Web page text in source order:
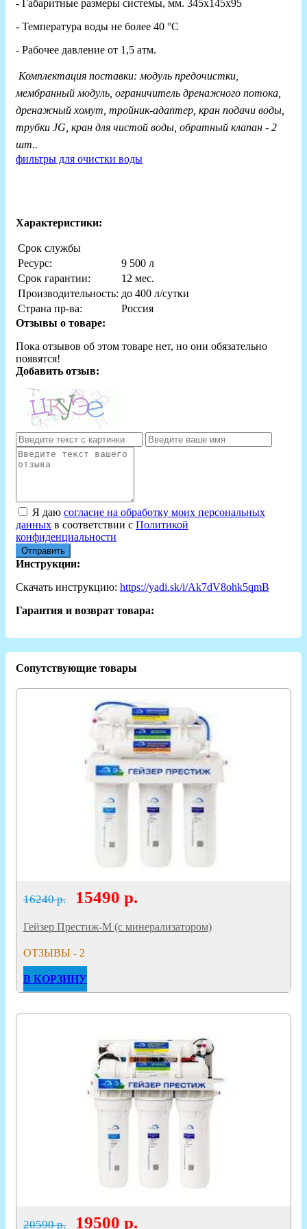
- Габаритные размеры системы, мм. 345х145х95
- Температура воды не более 40 °С
- Рабочее давление от 1,5 атм.
Комплектация поставки: модуль предочистки,
мембранный модуль, ограничитель дренажного потока,
дренажный хомут, тройник-адаптер, кран подачи воды,
трубки JG, кран для чистой воды, обратный клапан - 2
шт..
фильтры для очистки воды
Характеристики:
Срок службы
Ресурс:
9 500 л
Срок гарантии:
12 мес.
Производительность: до 400 л/сутки
Страна пр-ва:
Россия
Отзывы о товаре:
Пока отзывов об этом товаре нет, но они обязательно
появятся!
Добавить отзыв:
Я даю согласие на обработку моих персональных
данных в соответствии с Политикой
конфиденциальности
Отправить
Инструкции:
Скачать инструкцию: https://yadi.sk/i/Ak7dV8ohk5qmB
Гарантия и возврат товара:
Сопутствующие товары
16240 р. 15490 р.
Гейзер Престиж-М (с минерализатором)
ОТЗЫВЫ - 2
В КОРЗИНУ
20590 р. 19500 р.